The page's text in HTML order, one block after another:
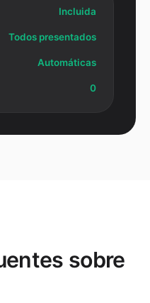
Incluida
Todos presentados
Automáticas
0
sobre